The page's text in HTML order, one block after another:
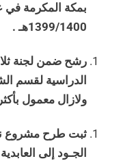
1399/1400هـ .
رشح ضمن لجنة
الدراسية لقسم
ولازال معمول
ثبت طرح مشروع
الجـود إلى